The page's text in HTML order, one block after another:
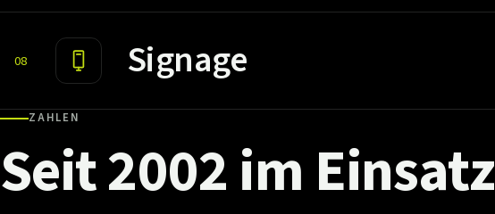
08 Signage
ZAHLEN
Seit2002im Einsatz